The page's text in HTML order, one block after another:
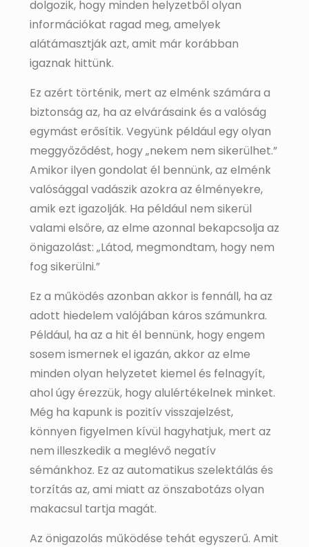
dolgozik, hogy minden helyzetből olyan
információkat ragad meg, amelyek
alátámasztják azt, amit már korábban
igaznak hittünk.
Ez azért történik, mert az elménk számára a
biztonság az, ha az elvárásaink és a valóság
egymást erősítik. Vegyünk például egy olyan
meggyőződést, hogy „nekem nem sikerülhet.”
Amikor ilyen gondolat él bennünk, az elménk
valósággal vadászik azokra az élményekre,
amik ezt igazolják. Ha például nem sikerül
valami elsőre, az elme azonnal bekapcsolja az
önigazolást: „Látod, megmondtam, hogy nem
fog sikerülni.”
Ez a működés azonban akkor is fennáll, ha az
adott hiedelem valójában káros számunkra.
Például, ha az a hit él bennünk, hogy engem
sosem ismernek el igazán, akkor az elme
minden olyan helyzetet kiemel és felnagyít,
ahol úgy érezzük, hogy alulértékelnek minket.
Még ha kapunk is pozitív visszajelzést,
könnyen figyelmen kívül hagyhatjuk, mert az
nem illeszkedik a meglévő negatív
sémánkhoz. Ez az automatikus szelektálás és
torzítás az, ami miatt az önszabotázs olyan
makacsul tartja magát.
Az önigazolás működése tehát egyszerű. Amit